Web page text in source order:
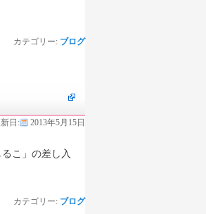
カテゴリー: ブログ
日: 2013年5月15日
こ」の差し入
カテゴリー: ブログ